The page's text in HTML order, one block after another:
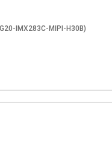
IMX283C-MIPI-H30B)